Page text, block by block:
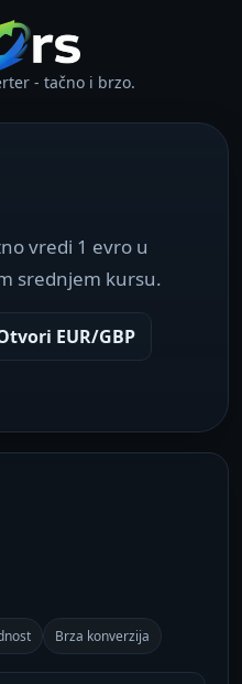
- tačno i brzo.
vredi 1 evro u
srednjem kursu.
EUR/GBP
Brza konverzija